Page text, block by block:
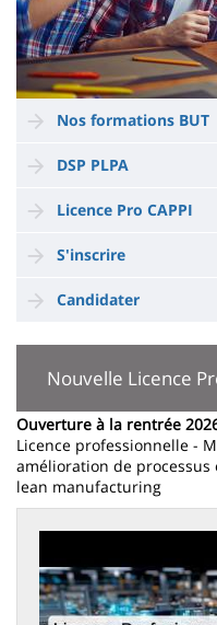
Nos formations BUT
DSP PLPA
Licence Pro CAPPI
S'inscrire
Candidater
Nouvelle Licence
Ouverture à la rentrée
Licence professionnelle -
amélioration de
lean manufacturing